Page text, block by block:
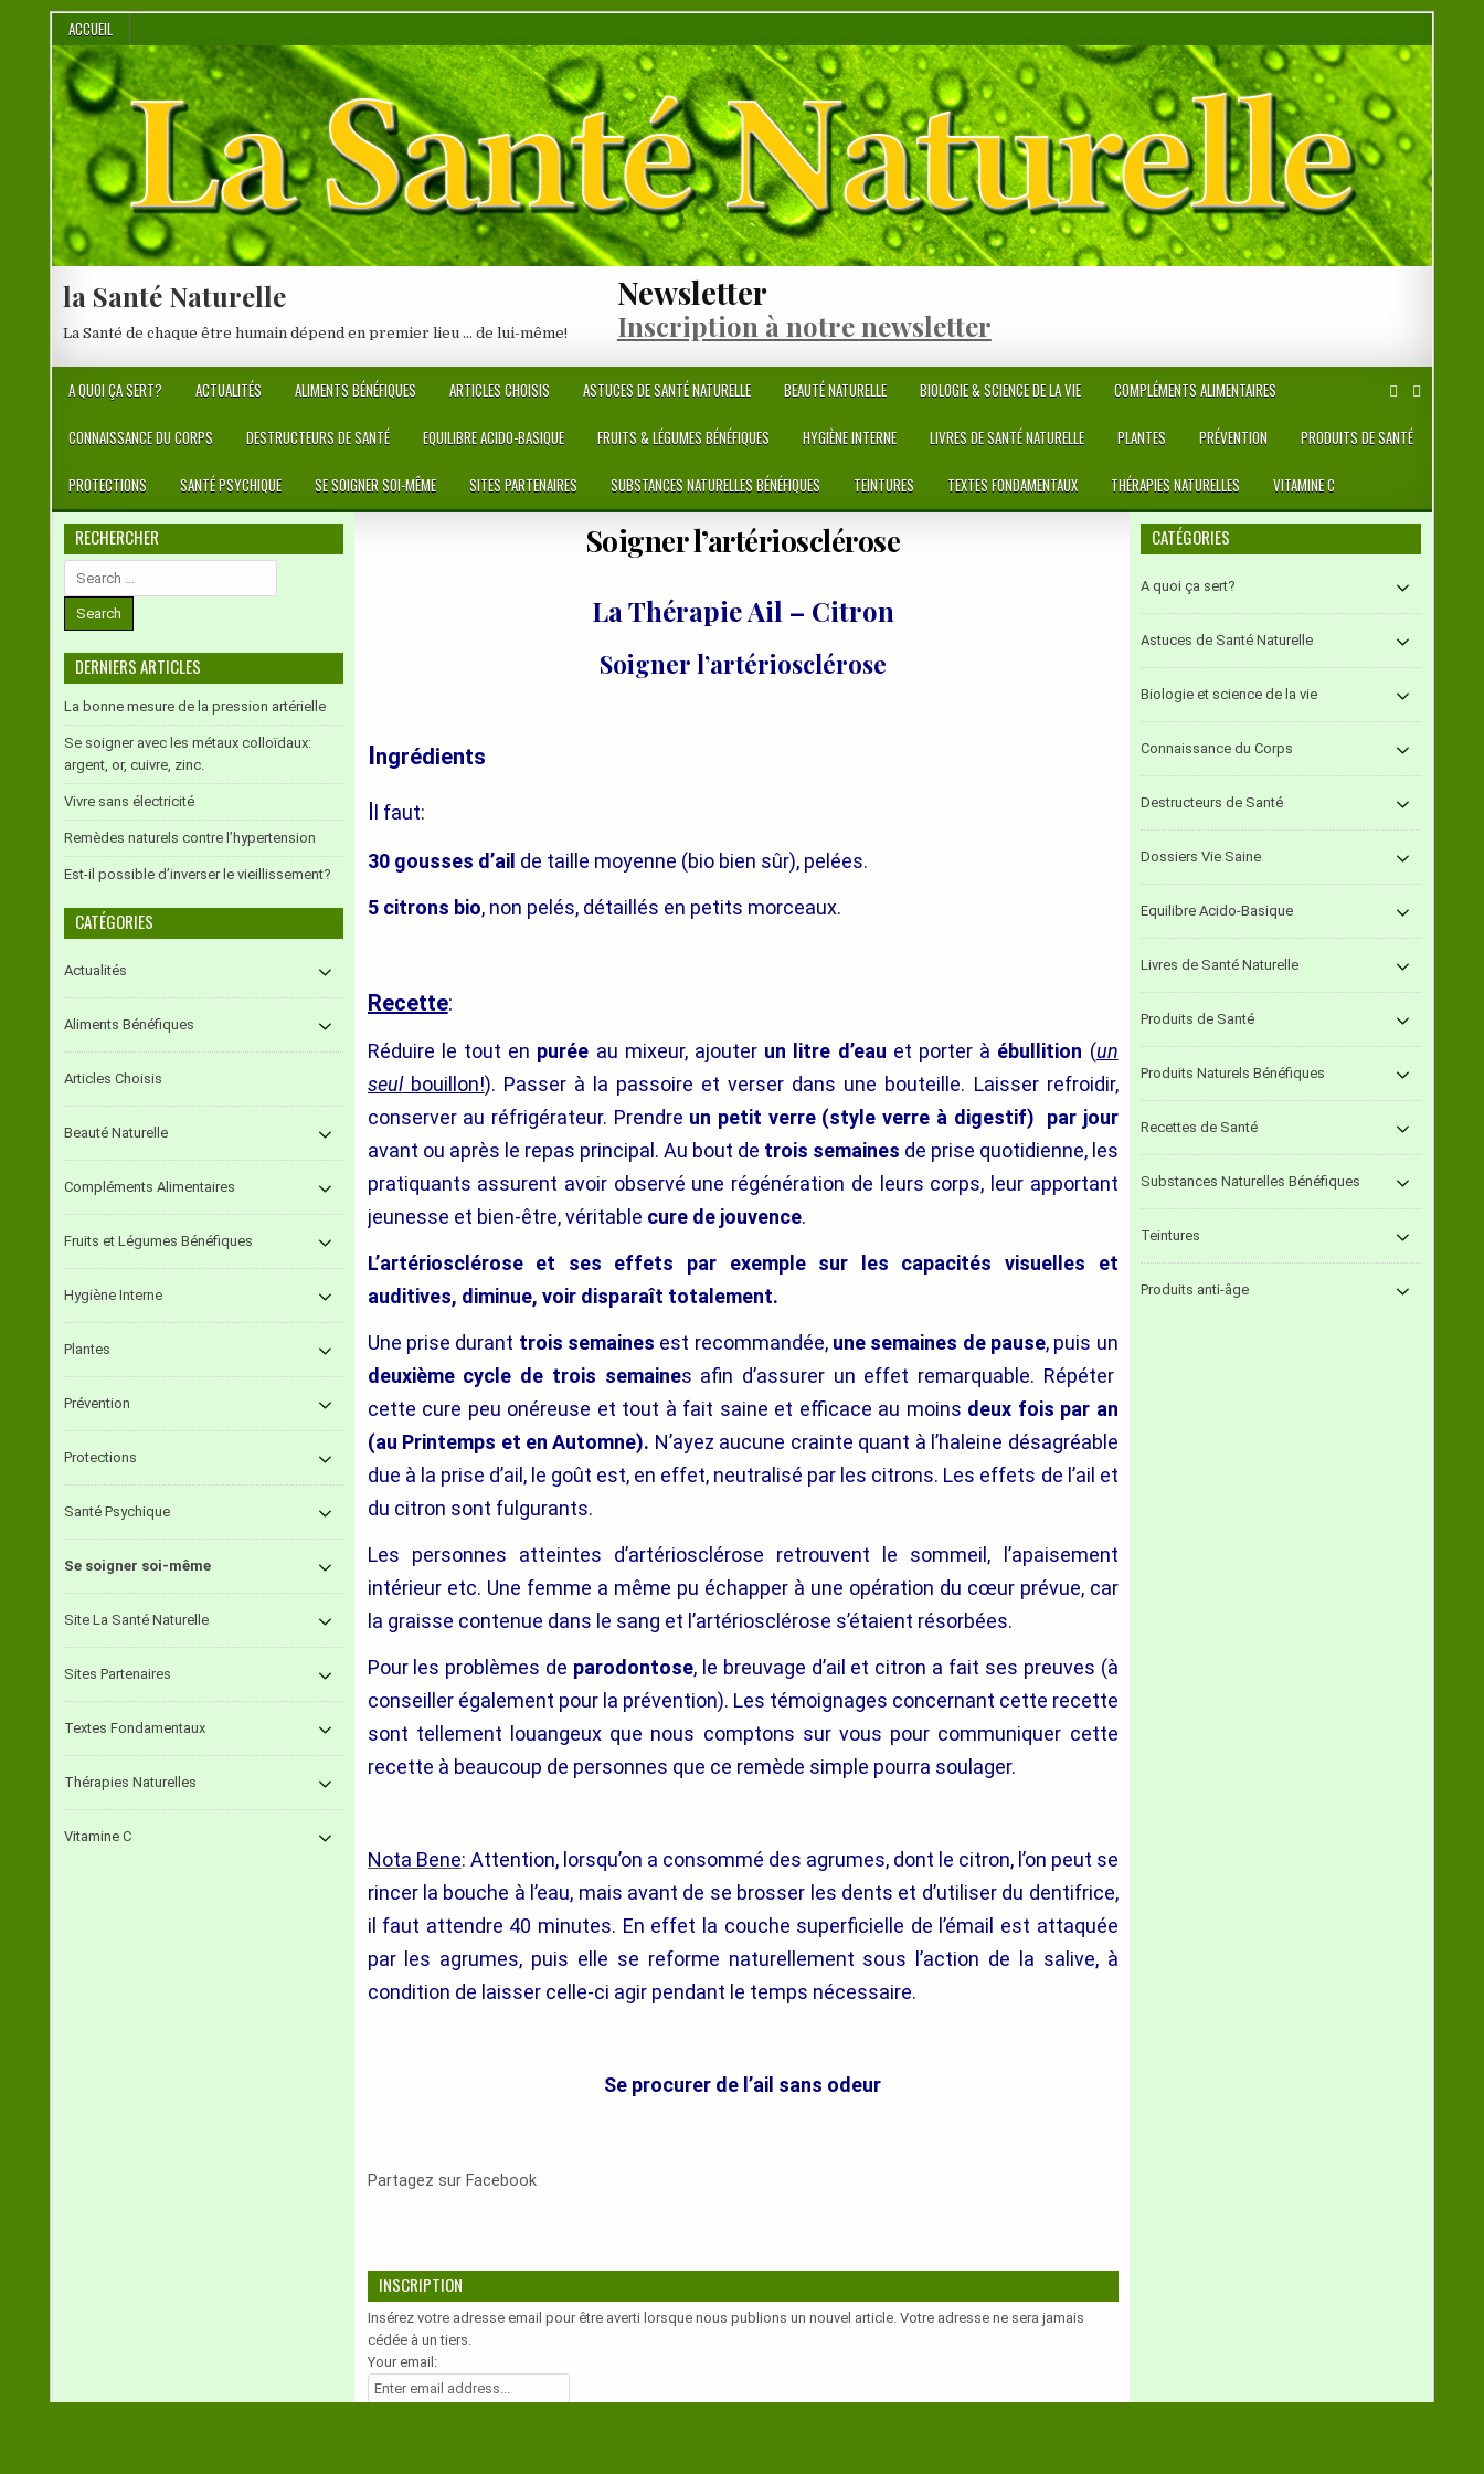
ACCUEIL
la Santé Naturelle
La Santé de chaque être humain dépend en premier lieu … de lui-même!
Newsletter
Inscription à notre newsletter
A QUOI ÇA SERT? ACTUALITÉS ALIMENTS BÉNÉFIQUES ARTICLES CHOISIS ASTUCES DE SANTÉ NATURELLE BEAUTÉ NATURELLE BIOLOGIE & SCIENCE DE LA VIE COMPLÉMENTS ALIMENTAIRES
CONNAISSANCE DU CORPS DESTRUCTEURS DE SANTÉ EQUILIBRE ACIDO-BASIQUE FRUITS & LÉGUMES BÉNÉFIQUES HYGIÈNE INTERNE LIVRES DE SANTÉ NATURELLE PLANTES PRÉVENTION PRODUITS DE SANTÉ
PROTECTIONS SANTÉ PSYCHIQUE SE SOIGNER SOI-MÊME SITES PARTENAIRES SUBSTANCES NATURELLES BÉNÉFIQUES TEINTURES TEXTES FONDAMENTAUX THÉRAPIES NATURELLES VITAMINE C
Soigner l’artériosclérose
La Thérapie Ail – Citron
Soigner l’artériosclérose
Ingrédients
l faut:
30 gousses d’ail de taille moyenne (bio bien sûr), pelées.
5 citrons bio, non pelés, détaillés en petits morceaux.
Recette:
Réduire le tout en purée au mixeur, ajouter un litre d’eau et porter à ébullition (un
seulbouillon!). Passer à la passoire et verser dans une bouteille. Laisser refroidir,
conserver au réfrigérateur. Prendre un petit verre (style verre à digestif) par jour
avant ou après le repas principal. Au bout de trois semaines de prise quotidienne, les
pratiquants assurent avoir observé une régénération de leurs corps, leur apportant
jeunesse et bien-être, véritable cure de jouvence.
L’artériosclérose et ses effets par exemple sur les capacités visuelles et
auditives, diminue, voir disparaît totalement.
Une prise durant trois semaines est recommandée,une semaines de pause, puis un
deuxième cycle de trois semaines afin d’assurer un effet remarquable. Répéter
cette cure peu onéreuse et tout à fait saine et efficace au moins deux fois par an
(au Printemps et en Automne). N’ayez aucune crainte quant à l’haleine désagréable
due à la prise d’ail, le goût est, en effet, neutralisé par les citrons. Les effets de l’ail et
du citron sont fulgurants.
Les personnes atteintes d’artériosclérose retrouvent le sommeil, l’apaisement
intérieur etc. Une femme a même pu échapper à une opération du cœur prévue, car
la graisse contenue dans le sang et l’artériosclérose s’étaient résorbées.
Pour les problèmes de parodontose, le breuvage d’ail et citron a fait ses preuves (à
conseiller également pour la prévention). Les témoignages concernant cette recette
sont tellement louangeux que nous comptons sur vous pour communiquer cette
recette à beaucoup de personnes que ce remède simple pourra soulager.
Nota Bene: Attention, lorsqu’on a consommé des agrumes, dont le citron, l’on peut se
rincer la bouche à l’eau, mais avant de se brosser les dents et d’utiliser du dentifrice,
il faut attendre 40 minutes. En effet la couche superficielle de l’émail est attaquée
par les agrumes, puis elle se reforme naturellement sous l’action de la salive, à
condition de laisser celle-ci agir pendant le temps nécessaire.
Se procurer de l’ail sans odeur
Partagez sur Facebook
INSCRIPTION
Insérez votre adresse email pour être averti lorsque nous publions un nouvel article. Votre adresse ne sera jamais
cédée à un tiers.
Your email:
RECHERCHER
Search
for:
DERNIERS ARTICLES
La bonne mesure de la pression artérielle
Se soigner avec les métaux colloïdaux:
argent, or, cuivre, zinc.
Vivre sans électricité
Remèdes naturels contre l’hypertension
Est-il possible d’inverser le vieillissement?
CATÉGORIES
Actualités
Aliments Bénéfiques
Articles Choisis
Beauté Naturelle
Compléments Alimentaires
Fruits et Légumes Bénéfiques
Hygiène Interne
Plantes
Prévention
Protections
Santé Psychique
Se soigner soi-même
Site La Santé Naturelle
Sites Partenaires
Textes Fondamentaux
Thérapies Naturelles
Vitamine C
CATÉGORIES
A quoi ça sert?
Astuces de Santé Naturelle
Biologie et science de la vie
Connaissance du Corps
Destructeurs de Santé
Dossiers Vie Saine
Equilibre Acido-Basique
Livres de Santé Naturelle
Produits de Santé
Produits Naturels Bénéfiques
Recettes de Santé
Substances Naturelles Bénéfiques
Teintures
Produits anti-âge